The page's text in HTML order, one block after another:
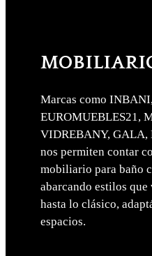
Marcas como
EUROMUEBLES21,
VIDREBANY, GALA,
nos permiten contar
mobiliario para baño
abarcando estilos
hasta lo clásico,
espacios.